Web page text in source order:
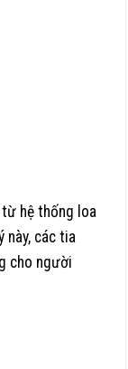
hệ thống loa
này, các tia
cho người